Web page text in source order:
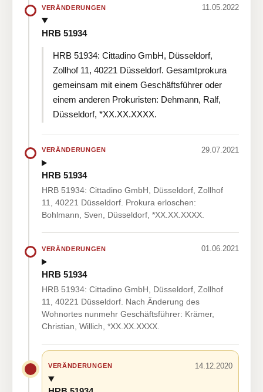
VERÄNDERUNGEN 11.05.2022
HRB 51934
HRB 51934: Cittadino GmbH, Düsseldorf,
Zollhof 11, 40221 Düsseldorf. Gesamtprokura
gemeinsam mit einem Geschäftsführer oder
einem anderen Prokuristen: Dehmann, Ralf,
Düsseldorf, *XX.XX.XXXX.
VERÄNDERUNGEN 29.07.2021
HRB 51934
HRB 51934: Cittadino GmbH, Düsseldorf, Zollhof
11, 40221 Düsseldorf. Prokura erloschen:
Bohlmann, Sven, Düsseldorf, *XX.XX.XXXX.
VERÄNDERUNGEN 01.06.2021
HRB 51934
HRB 51934: Cittadino GmbH, Düsseldorf, Zollhof
11, 40221 Düsseldorf. Nach Änderung des
Wohnortes nunmehr Geschäftsführer: Krämer,
Christian, Willich, *XX.XX.XXXX.
VERÄNDERUNGEN 14.12.2020